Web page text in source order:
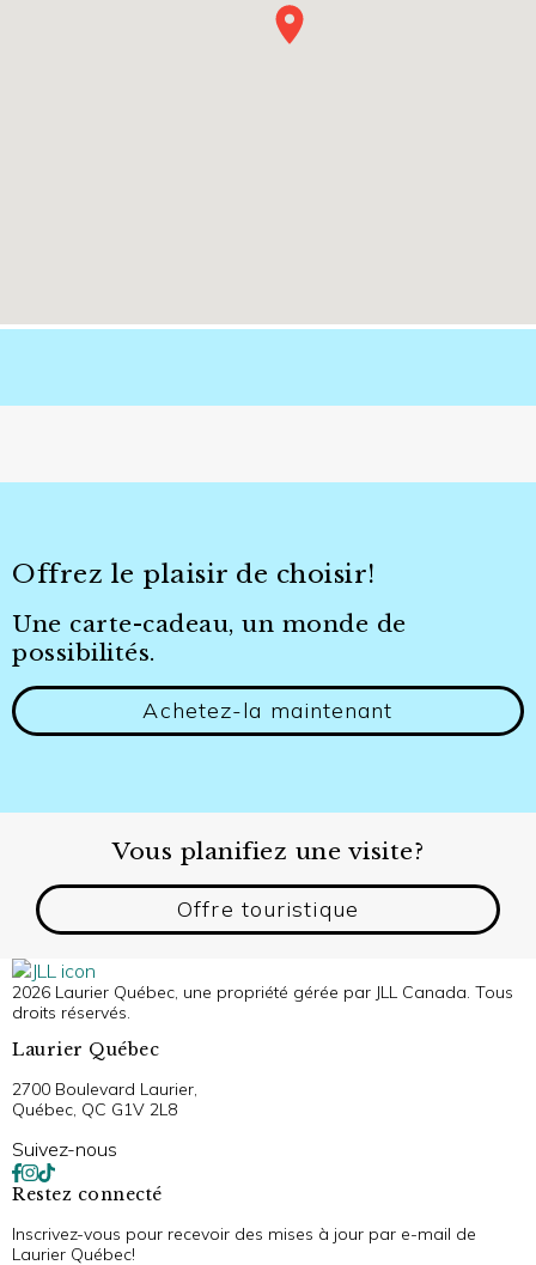
Offrez le plaisir de choisir!​
Une carte-cadeau, un monde de
possibilités.
Achetez-la maintenant
Vous planifiez une visite?
Offre touristique
2026 Laurier Québec, une propriété gérée par JLL Canada. Tous
droits réservés.
Laurier Québec
2700 Boulevard Laurier,
Québec, QC G1V 2L8
Suivez-nous
Restez connecté
Inscrivez-vous pour recevoir des mises à jour par e-mail de
Laurier Québec!